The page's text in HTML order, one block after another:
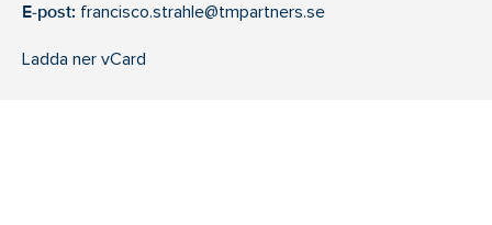
E-post: francisco.strahle@tmpartners.se
Ladda ner vCard